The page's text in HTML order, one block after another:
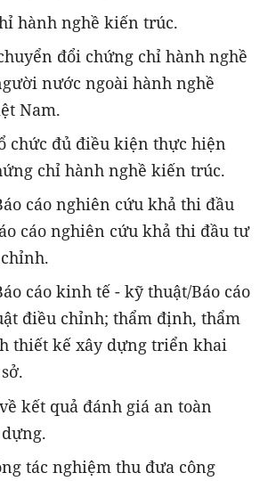
hành nghề kiến trúc.
đổi chứng chỉ hành nghề
nước ngoài hành nghề
Nam.
chức đủ điều kiện thực hiện
chỉ hành nghề kiến trúc.
cáo nghiên cứu khả thi đầu
cáo nghiên cứu khả thi đầu tư
cáo kinh tế - kỹ thuật/Báo cáo
điều chỉnh; thẩm định, thẩm
thiết kế xây dựng triển khai
kết quả đánh giá an toàn
tác nghiệm thu đưa công